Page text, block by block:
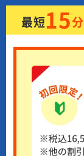
最短15分